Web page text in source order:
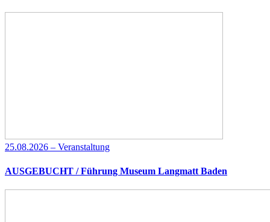
25.08.2026 – Veranstaltung
AUSGEBUCHT / Führung Museum Langmatt Baden